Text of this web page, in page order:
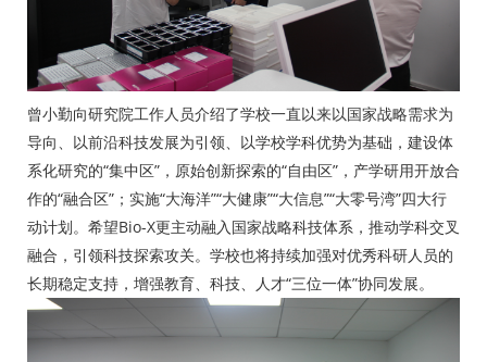
曾小勤向研究院工作人员介绍了学校一直以来以国家战略需求为
导向、以前沿科技发展为引领、以学校学科优势为基础，建设体
系化研究的“集中区”，原始创新探索的“自由区”，产学研用开放合
作的“融合区”；实施“大海洋”“大健康”“大信息”“大零号湾”四大行
动计划。希望Bio-X更主动融入国家战略科技体系，推动学科交叉
融合，引领科技探索攻关。学校也将持续加强对优秀科研人员的
长期稳定支持，增强教育、科技、人才“三位一体”协同发展。